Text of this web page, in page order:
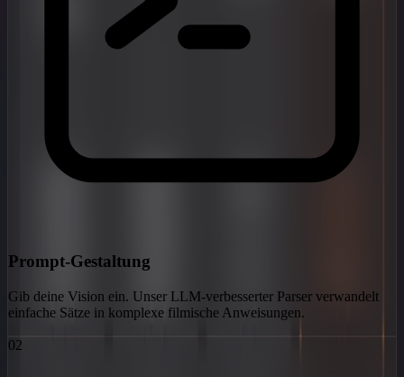
Prompt-Gestaltung
Gib deine Vision ein. Unser LLM-verbesserter Parser verwandelt
einfache Sätze in komplexe filmische Anweisungen.
02